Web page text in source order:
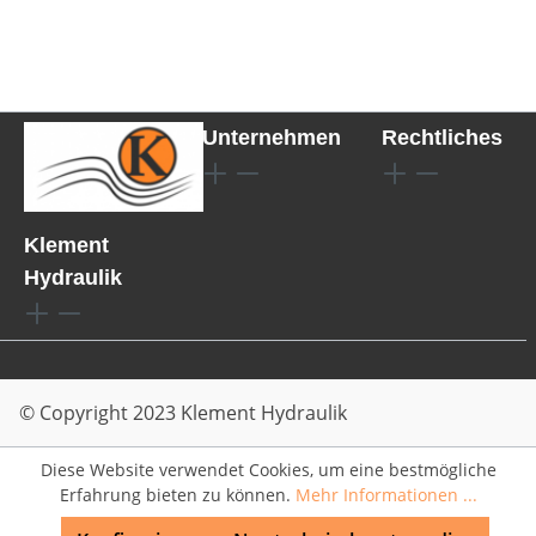
Klement
Hydraulik
Unternehmen Rechtliches
© Copyright 2023 Klement Hydraulik
Diese Website verwendet Cookies, um eine bestmögliche
Erfahrung bieten zu können. Mehr Informationen ...